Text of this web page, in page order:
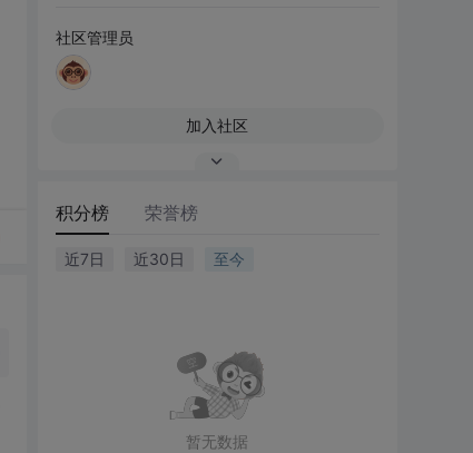
社区管理员
加入社区
积分榜 荣誉榜
近7日 近30日 至今
暂无数据